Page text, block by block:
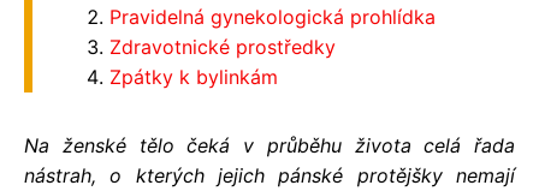
Pravidelná gynekologická prohlídka
Zdravotnické prostředky
Zpátky k bylinkám
Na ženské tělo čeká v průběhu života celá řada
nástrah, o kterých jejich pánské protějšky nemají